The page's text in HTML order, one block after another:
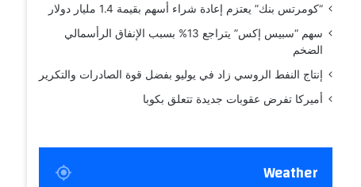
“كومرتس بنك” يعتزم إعادة شراء أسهم بقيمة 1.4 مليار دولار
سهم “سبيس إكس” يتراجع 13% بسبب الإنفاق الرأسمالي
الضخم
إنتاج النفط الروسي زاد في يوليو بفضل قوة الصادرات والتكرير
أميركا تفرض عقوبات جديدة تتعلق بكوبا
Weather